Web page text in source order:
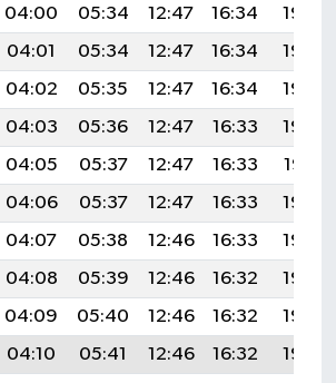
04:00 05:34 12:47 16:34
19:50
04:01 05:34 12:47 16:34
19:49
04:02 05:35 12:47 16:34
19:49
04:03 05:36 12:47 16:33
19:48
04:05 05:37 12:47 16:33
19:47
04:06 05:37 12:47 16:33
19:46
04:07 05:38 12:46 16:33
19:45
04:08 05:39 12:46 16:32
19:44
04:09 05:40 12:46 16:32
19:43
04:10 05:41 12:46 16:32
19:42